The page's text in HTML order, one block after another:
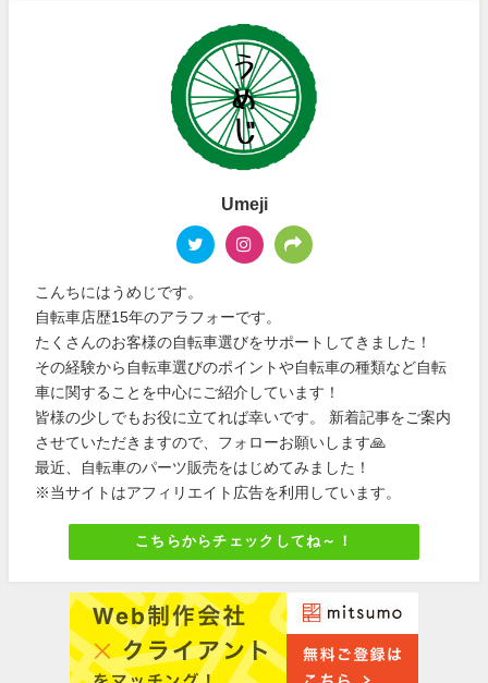
Umeji
こんちにはうめじです。
自転車店歴15年のアラフォーです。
たくさんのお客様の自転車選びをサポートしてきました！
その経験から自転車選びのポイントや自転車の種類など自転
車に関することを中心にご紹介しています！
皆様の少しでもお役に立てれば幸いです。 新着記事をご案内
させていただきますので、フォローお願いします🙏
最近、自転車のパーツ販売をはじめてみました！
※当サイトはアフィリエイト広告を利用しています。
こちらからチェックしてね～！